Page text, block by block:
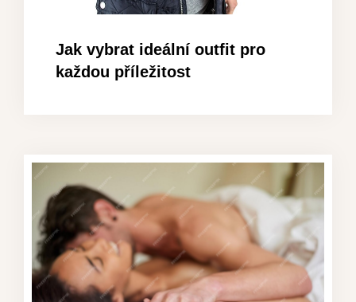
Jak vybrat ideální outfit pro
každou příležitost